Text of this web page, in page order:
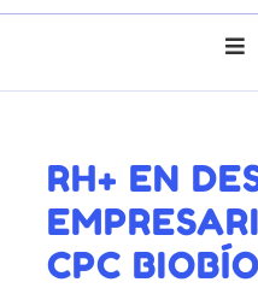
RH+ EN
CPC BIOBÍO